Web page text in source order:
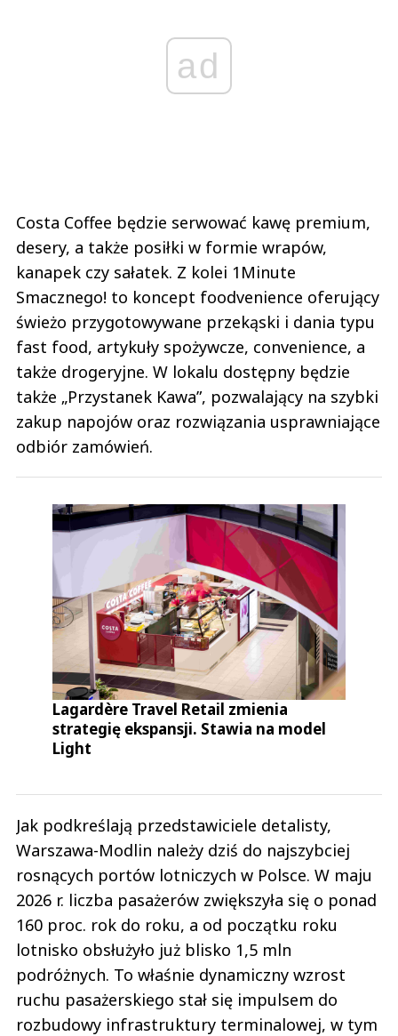
ad
Costa Coffee będzie serwować kawę premium,
desery, a także posiłki w formie wrapów,
kanapek czy sałatek. Z kolei 1Minute
Smacznego! to koncept foodvenience oferujący
świeżo przygotowywane przekąski i dania typu
fast food, artykuły spożywcze, convenience, a
także drogeryjne. W lokalu dostępny będzie
także „Przystanek Kawa”, pozwalający na szybki
zakup napojów oraz rozwiązania usprawniające
odbiór zamówień.
Lagardère Travel Retail zmienia
strategię ekspansji. Stawia na model
Light
Jak podkreślają przedstawiciele detalisty,
Warszawa-Modlin należy dziś do najszybciej
rosnących portów lotniczych w Polsce. W maju
2026 r. liczba pasażerów zwiększyła się o ponad
160 proc. rok do roku, a od początku roku
lotnisko obsłużyło już blisko 1,5 mln
podróżnych. To właśnie dynamiczny wzrost
ruchu pasażerskiego stał się impulsem do
rozbudowy infrastruktury terminalowej, w tym